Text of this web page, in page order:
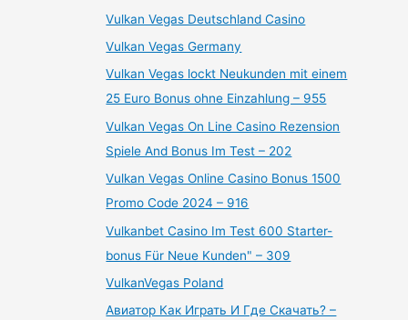
Vulkan Vegas Deutschland Casino
Vulkan Vegas Germany
Vulkan Vegas lockt Neukunden mit einem
25 Euro Bonus ohne Einzahlung – 955
Vulkan Vegas On Line Casino Rezension
Spiele And Bonus Im Test – 202
Vulkan Vegas Online Casino Bonus 1500
Promo Code 2024 – 916
Vulkanbet Casino Im Test 600 Starter-
bonus Für Neue Kunden" – 309
VulkanVegas Poland
Авиатор Как Играть И Где Скачать? –